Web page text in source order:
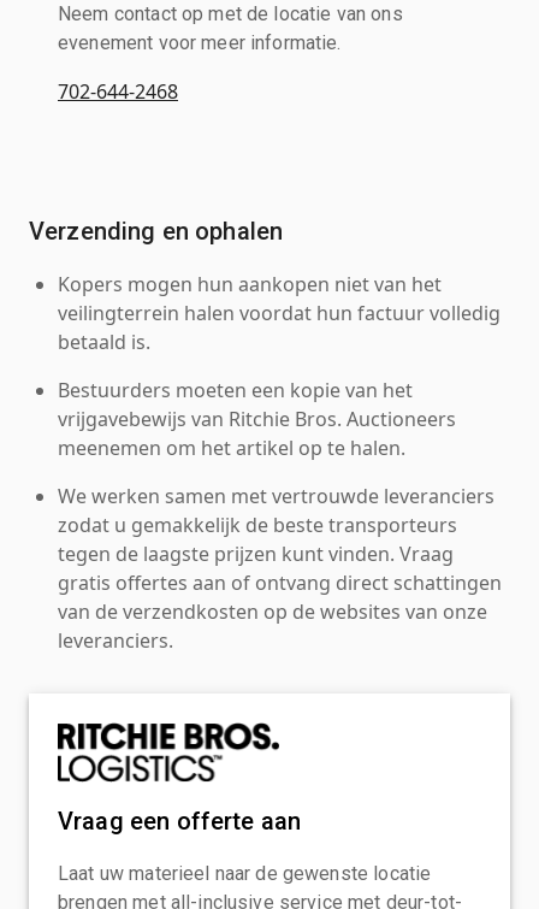
Neem contact op met de locatie van ons
evenement voor meer informatie.
702-644-2468
Verzending en ophalen
Kopers mogen hun aankopen niet van het
veilingterrein halen voordat hun factuur volledig
betaald is.
Bestuurders moeten een kopie van het
vrijgavebewijs van Ritchie Bros. Auctioneers
meenemen om het artikel op te halen.
We werken samen met vertrouwde leveranciers
zodat u gemakkelijk de beste transporteurs
tegen de laagste prijzen kunt vinden. Vraag
gratis offertes aan of ontvang direct schattingen
van de verzendkosten op de websites van onze
leveranciers.
Vraag een offerte aan
Laat uw materieel naar de gewenste locatie
brengen met all-inclusive service met deur-tot-